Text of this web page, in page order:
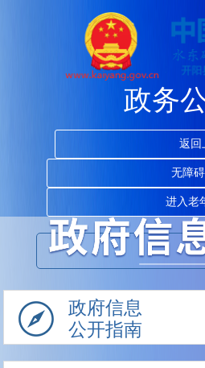
政务
返回
无障
进入老
政府信息
公开指南